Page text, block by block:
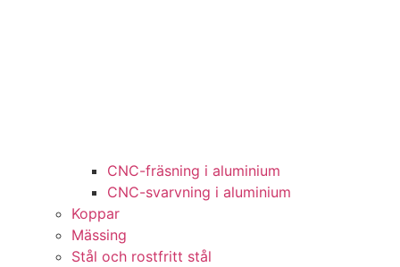
CNC-fräsning i aluminium
CNC-svarvning i aluminium
Koppar
Mässing
Stål och rostfritt stål